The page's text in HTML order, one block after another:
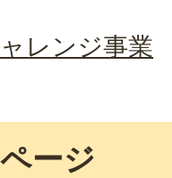
レンジ事業
ージ